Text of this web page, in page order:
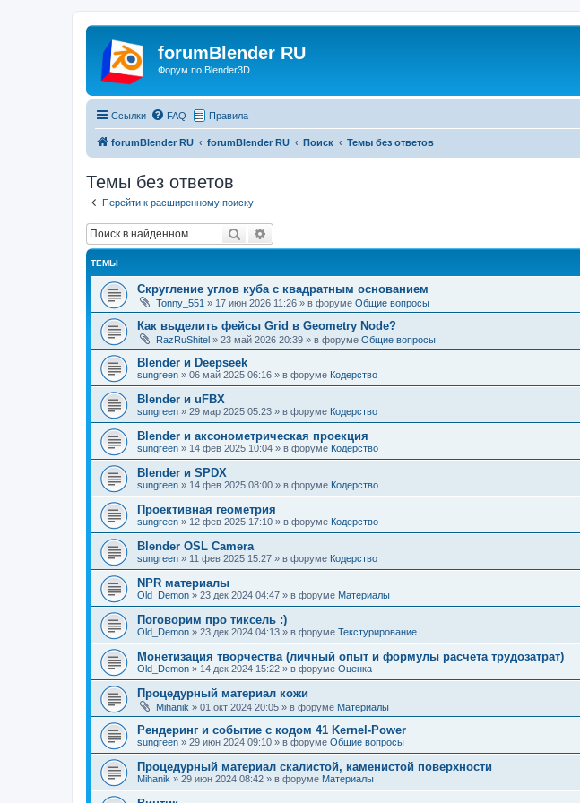
forumBlender RU
Форум по Blender3D
Ссылки FAQ Правила
forumBlender RU forumBlender RU Поиск Темы без ответов
Темы без ответов
Перейти к расширенному поиску
Поиск
ТЕМЫ
Скругление углов куба с квадратным основанием
Tonny_551 » 17 июн 2026 11:26 » в форуме Общие вопросы
Как выделить фейсы Grid в Geometry Node?
RazRuShitel » 23 май 2026 20:39 » в форуме Общие вопросы
Blender и Deepseek
sungreen » 06 май 2025 06:16 » в форуме Кодерство
Blender и uFBX
sungreen » 29 мар 2025 05:23 » в форуме Кодерство
Blender и аксонометрическая проекция
sungreen » 14 фев 2025 10:04 » в форуме Кодерство
Blender и SPDX
sungreen » 14 фев 2025 08:00 » в форуме Кодерство
Проективная геометрия
sungreen » 12 фев 2025 17:10 » в форуме Кодерство
Blender OSL Camera
sungreen » 11 фев 2025 15:27 » в форуме Кодерство
NPR материалы
Old_Demon » 23 дек 2024 04:47 » в форуме Материалы
Поговорим про тиксель :)
Old_Demon » 23 дек 2024 04:13 » в форуме Текстурирование
Монетизация творчества (личный опыт и формулы расчета трудозатрат)
Old_Demon » 14 дек 2024 15:22 » в форуме Оценка
Процедурный материал кожи
Mihanik » 01 окт 2024 20:05 » в форуме Материалы
Рендеринг и событие с кодом 41 Kernel-Power
sungreen » 29 июн 2024 09:10 » в форуме Общие вопросы
Процедурный материал скалистой, каменистой поверхности
Mihanik » 29 июн 2024 08:42 » в форуме Материалы